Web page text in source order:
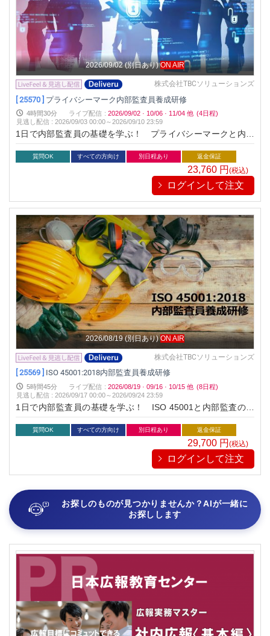
2026/09/02 (別日あり) ON AIR
株式会社TBCソリューションズ
[ 25570 ] プライバシーマーク内部監査員養成研修
4時間30分 ライブ配信 : 2026/09/02 · 10/06 · 11/04 他 (4日程)
見逃し配信 :2026/09/03 00:00～2026/09/10 23:59
1日で内部監査員の基礎を学ぶ！ プライバシーマークと内部
監査の基本を知りたい方のための1日コースです！
質問OK すべての方向け 別日程あり 返金保証
23,760 円(税込)
ログインして注文
2026/08/19 (別日あり) ON AIR
株式会社TBCソリューションズ
[ 25569 ] ISO 45001:2018内部監査員養成研修
5時間45分 ライブ配信 : 2026/08/19 · 09/16 · 10/15 他 (8日程)
見逃し配信 :2026/09/17 00:00～2026/09/24 23:59
1日で内部監査員の基礎を学ぶ！ ISO 45001と内部監査の基
本を知りたい方のための1日コースです！
質問OK すべての方向け 別日程あり 返金保証
29,700 円(税込)
ログインして注文
お探しのものが見つかりませんか？AIが一緒に
お探しします